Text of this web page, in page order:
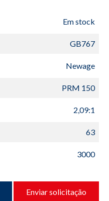
Em stock
GB767
Newage
PRM 150
2,09:1
63
3000
Enviar solicitação